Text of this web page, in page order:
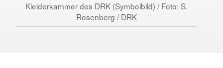
Kleiderkammer des DRK (Symbolbild) / Foto: S.
Rosenberg / DRK